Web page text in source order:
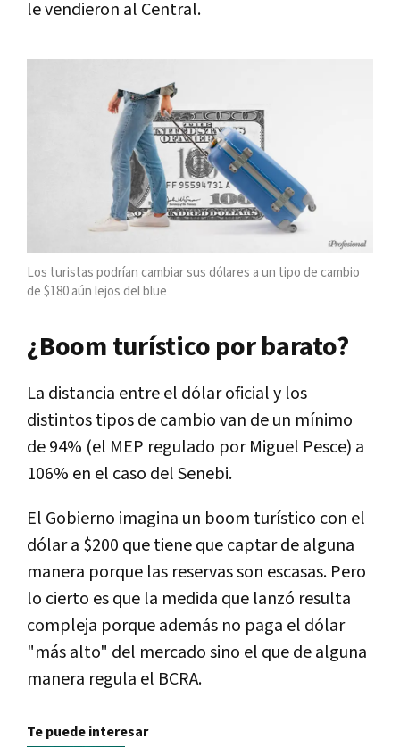
le vendieron al Central.
Los turistas podrían cambiar sus dólares a un tipo de cambio
de $180 aún lejos del blue
¿Boom turístico por barato?
La distancia entre el dólar oficial y los
distintos tipos de cambio van de un mínimo
de 94% (el MEP regulado por Miguel Pesce) a
106% en el caso del Senebi.
El Gobierno imagina un boom turístico con el
dólar a $200 que tiene que captar de alguna
manera porque las reservas son escasas. Pero
lo cierto es que la medida que lanzó resulta
compleja porque además no paga el dólar
"más alto" del mercado sino el que de alguna
manera regula el BCRA.
Te puede interesar